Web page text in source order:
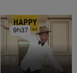
9h37
9h37